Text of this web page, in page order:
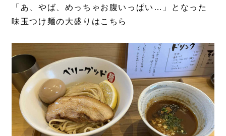
「あ、やば、めっちゃお腹いっぱい…」となった
味玉つけ麺の大盛りはこちら